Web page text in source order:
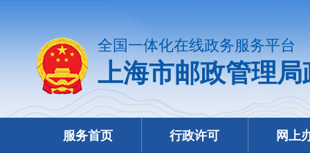
全国一体化在线政务服务平台
上海市邮政管理
服务首页 行政许可 网上